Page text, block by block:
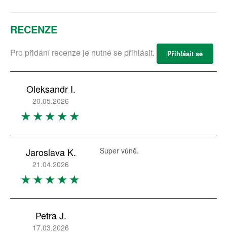
RECENZE
Pro přidání recenze je nutné se přihlásit. Přihlásit se
Oleksandr I.
20.05.2026
Jaroslava K.
21.04.2026
Super vůně.
Petra J.
17.03.2026